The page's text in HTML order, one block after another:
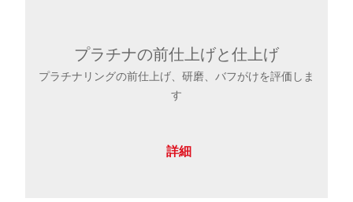
プラチナの前仕上げと仕上げ
プラチナリングの前仕上げ、研磨、バフがけを評価しま
す
詳細